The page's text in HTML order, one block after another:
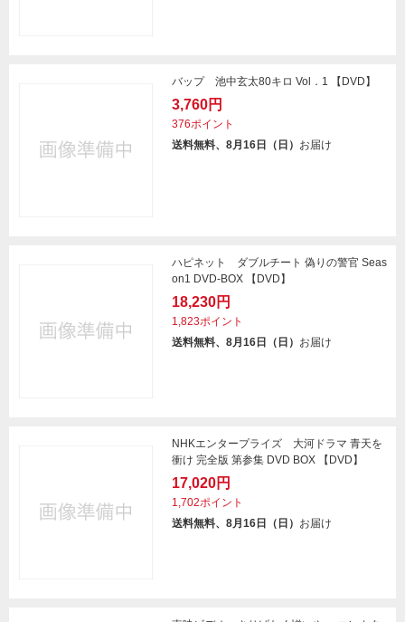
バップ 池中玄太80キロ Vol．1 【DVD】
3,760円
376ポイント
送料無料、8月16日（日） お届け
ハピネット ダブルチート 偽りの警官 Seas
on1 DVD-BOX 【DVD】
18,230円
1,823ポイント
送料無料、8月16日（日） お届け
NHKエンタープライズ 大河ドラマ 青天を
衝け 完全版 第参集 DVD BOX 【DVD】
17,020円
1,702ポイント
送料無料、8月16日（日） お届け